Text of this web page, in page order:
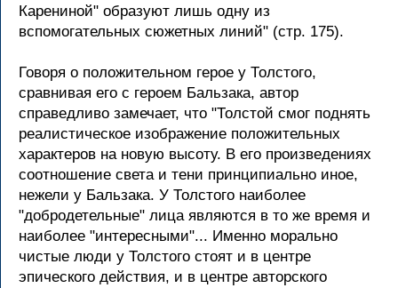
Карениной" образуют лишь одну из
вспомогательных сюжетных линий" (стр. 175).
Говоря о положительном герое у Толстого,
сравнивая его с героем Бальзака, автор
справедливо замечает, что "Толстой смог поднять
реалистическое изображение положительных
характеров на новую высоту. В его произведениях
соотношение света и тени принципиально иное,
нежели у Бальзака. У Толстого наиболее
"добродетельные" лица являются в то же время и
наиболее "интересными"... Именно морально
чистые люди у Толстого стоят и в центре
эпического действия, и в центре авторского